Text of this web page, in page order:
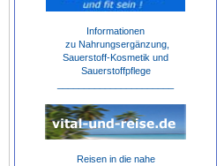
Informationen
zu Nahrungsergänzung,
Sauerstoff-Kosmetik und
Sauerstoffpflege
Reisen in die nahe